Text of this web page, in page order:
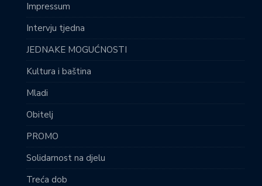
Impressum
Intervju tjedna
JEDNAKE MOGUĆNOSTI
Kultura i baština
Mladi
Obitelj
PROMO
Solidarnost na djelu
Treća dob